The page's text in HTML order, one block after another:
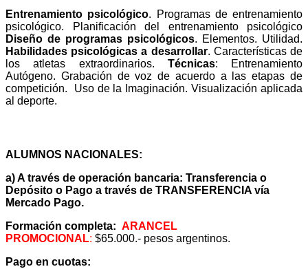
Entrenamiento psicológico. Programas de entrenamiento
psicológico.
Planificación del entrenamiento psicológico
Diseño de programas psicológicos. Elementos. Utilidad.
Habilidades psicológicas a desarrollar. Características de
los atletas extraordinarios. Técnicas: Entrenamiento
Autógeno. Grabación de voz de acuerdo a las etapas de
competición. Uso de la Imaginación. Visualización aplicada
al deporte.
ALUMNOS NACIONALES:
a) A través de operación bancaria: Transferencia o
Depósito o Pago a través de TRANSFERENCIA vía
Mercado Pago.
Formación completa: ARANCEL
PROMOCIONAL: $65.000.- pesos argentinos.
Pago en cuotas: